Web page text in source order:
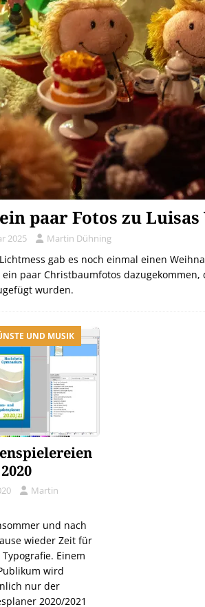
paar Fotos zu
2025 Martin Dühning
gab es noch einmal einen
paar Christbaumfotos
wurden.
UND MUSIK
Martin
und nach
wieder Zeit für
Einem
wird
nur der
2020/2021